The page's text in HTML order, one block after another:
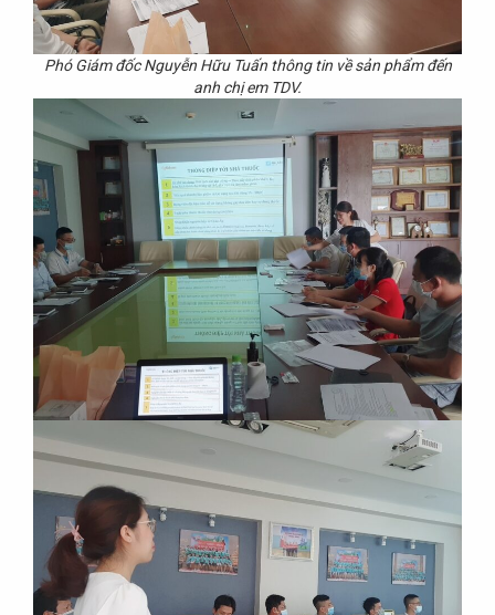
Phó Giám đốc Nguyễn Hữu Tuấn thông tin về sản phẩm đến
anh chị em TDV.